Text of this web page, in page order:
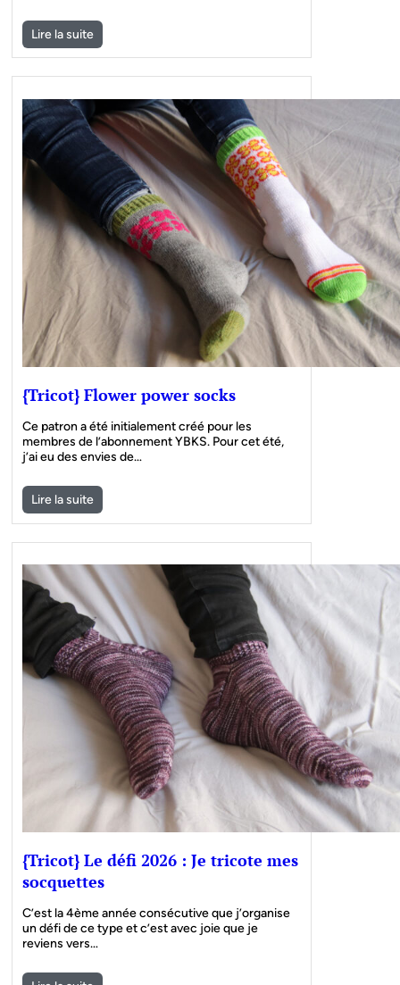
Lire la suite
{Tricot} Flower power socks
Ce patron a été initialement créé pour les
membres de l’abonnement YBKS. Pour cet été,
j’ai eu des envies de…
Lire la suite
{Tricot} Le défi 2026 : Je tricote mes
socquettes
C’est la 4ème année consécutive que j’organise
un défi de ce type et c’est avec joie que je
reviens vers…